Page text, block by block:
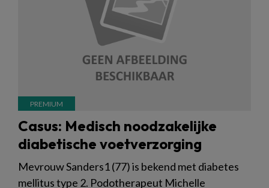
Casus: Medisch noodzakelijke
diabetische voetverzorging
Mevrouw Sanders1 (77) is bekend met diabetes
mellitus type 2. Podotherapeut Michelle